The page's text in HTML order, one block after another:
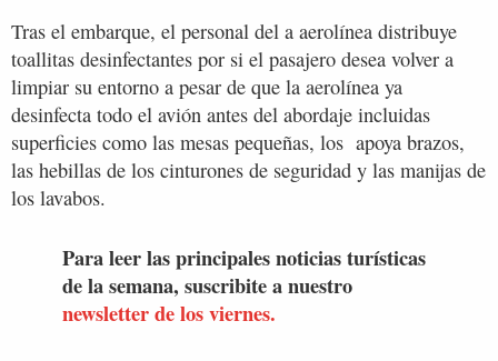
Tras el embarque, el personal del a aerolínea distribuye
toallitas desinfectantes por si el pasajero desea volver a
limpiar su entorno a pesar de que la aerolínea ya
desinfecta todo el avión antes del abordaje incluidas
superficies como las mesas pequeñas, los apoya brazos,
las hebillas de los cinturones de seguridad y las manijas de
los lavabos.
Para leer las principales noticias turísticas
de la semana, suscribite a nuestro
newsletter de los viernes.